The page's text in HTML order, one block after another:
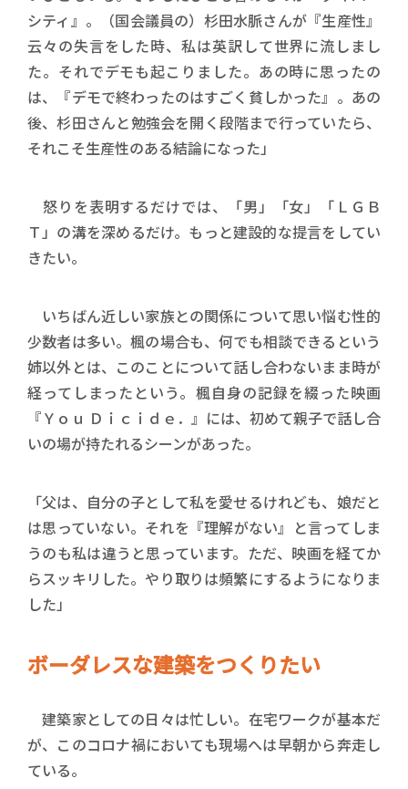
シティ』。（国会議員の）杉田水脈さんが『生産性』
云々の失言をした時、私は英訳して世界に流しまし
た。それでデモも起こりました。あの時に思ったの
は、『デモで終わったのはすごく貧しかった』。あの
後、杉田さんと勉強会を開く段階まで行っていたら、
それこそ生産性のある結論になった」
怒りを表明するだけでは、「男」「女」「ＬＧＢ
Ｔ」の溝を深めるだけ。もっと建設的な提言をしてい
きたい。
いちばん近しい家族との関係について思い悩む性的
少数者は多い。楓の場合も、何でも相談できるという
姉以外とは、このことについて話し合わないまま時が
経ってしまったという。楓自身の記録を綴った映画
『Ｙｏｕ Ｄｉｃｉｄｅ．』には、初めて親子で話し合
いの場が持たれるシーンがあった。
「父は、自分の子として私を愛せるけれども、娘だと
は思っていない。それを『理解がない』と言ってしま
うのも私は違うと思っています。ただ、映画を経てか
らスッキリした。やり取りは頻繁にするようになりま
した」
ボーダレスな建築をつくりたい
建築家としての日々は忙しい。在宅ワークが基本だ
が、このコロナ禍においても現場へは早朝から奔走し
ている。